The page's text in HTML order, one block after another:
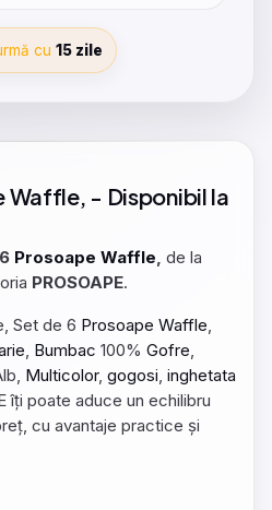
cu 15 zile
Waffle, - Disponibil la
Prosoape Waffle, de la
PROSOAPE.
Set de 6 Prosoape Waffle,
, Bumbac 100% Gofre,
Multicolor, gogosi, inghetata
îți poate aduce un echilibru
cu avantaje practice și